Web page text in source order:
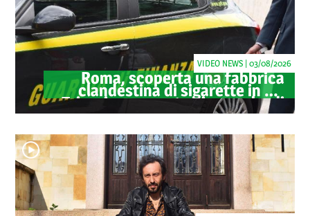
Roma, scoperta una fabbrica
clandestina di sigarette in via
Trigoria: sequestrati 1.350 kg di
tabacco
VIDEO NEWS | 03/08/2026